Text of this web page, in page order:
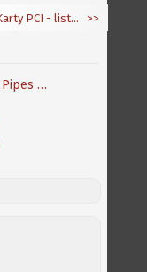
Karty PCI - lista Elboxu >>
Galeria: Bars & Pipes Professional